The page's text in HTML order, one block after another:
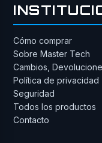
Cómo comprar
Sobre Master Tech
Cambios,
Política de privacidad
Seguridad
Todos los productos
Contacto